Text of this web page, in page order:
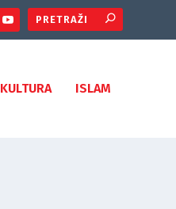
KULTURA ISLAM